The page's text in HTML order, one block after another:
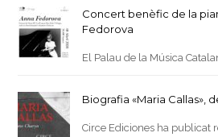
Concert benèfic de la
Fedorova
El Palau de la Música
Biografia «Maria Callas»,
Circe Ediciones ha publicat